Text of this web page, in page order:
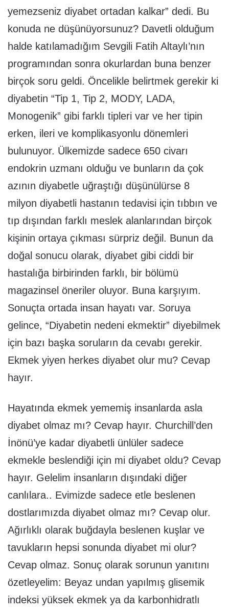
yemezseniz diyabet ortadan kalkar” dedi. Bu
konuda ne düşünüyorsunuz? Davetli olduğum
halde katılamadığım Sevgili Fatih Altaylı’nın
programından sonra okurlardan buna benzer
birçok soru geldi. Öncelikle belirtmek gerekir ki
diyabetin “Tip 1, Tip 2, MODY, LADA,
Monogenik” gibi farklı tipleri var ve her tipin
erken, ileri ve komplikasyonlu dönemleri
bulunuyor. Ülkemizde sadece 650 civarı
endokrin uzmanı olduğu ve bunların da çok
azının diyabetle uğraştığı düşünülürse 8
milyon diyabetli hastanın tedavisi için tıbbın ve
tıp dışından farklı meslek alanlarından birçok
kişinin ortaya çıkması sürpriz değil. Bunun da
doğal sonucu olarak, diyabet gibi ciddi bir
hastalığa birbirinden farklı, bir bölümü
magazinsel öneriler oluyor. Buna karşıyım.
Sonuçta ortada insan hayatı var. Soruya
gelince, “Diyabetin nedeni ekmektir” diyebilmek
için bazı başka soruların da cevabı gerekir.
Ekmek yiyen herkes diyabet olur mu? Cevap
hayır.
Hayatında ekmek yememiş insanlarda asla
diyabet olmaz mı? Cevap hayır. Churchill’den
İnönü’ye kadar diyabetli ünlüler sadece
ekmekle beslendiği için mi diyabet oldu? Cevap
hayır. Gelelim insanların dışındaki diğer
canlılara.. Evimizde sadece etle beslenen
dostlarımızda diyabet olmaz mı? Cevap olur.
Ağırlıklı olarak buğdayla beslenen kuşlar ve
tavukların hepsi sonunda diyabet mi olur?
Cevap olmaz. Sonuç olarak sorunun yanıtını
özetleyelim: Beyaz undan yapılmış glisemik
indeksi yüksek ekmek ya da karbonhidratlı